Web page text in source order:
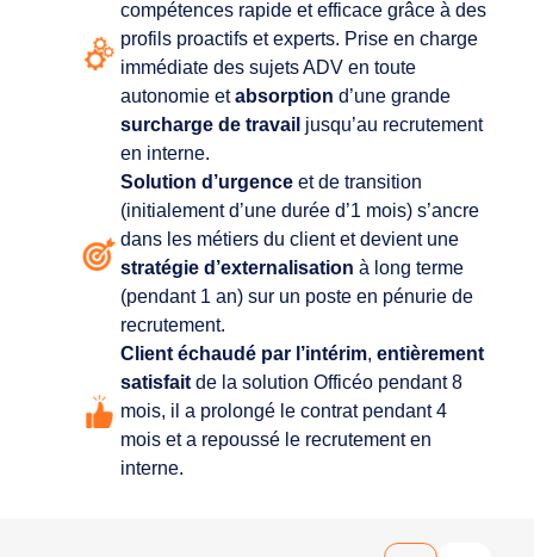
compétences rapide et efficace grâce à des
profils proactifs et experts. Prise en charge
immédiate des sujets ADV en toute
autonomie etabsorption d’une grande
surcharge de travail jusqu’au recrutement
en interne.
Solution d’urgenceet de transition
(initialement d’une durée d’1 mois) s’ancre
dans les métiers du client et devient une
stratégie d’externalisation à long terme
(pendant 1 an) sur un poste en pénurie de
recrutement.
Client échaudé par l’intérim, entièrement
satisfaitde la solution Officéo pendant 8
mois, il a prolongé le contrat pendant 4
mois et a repoussé le recrutement en
interne.